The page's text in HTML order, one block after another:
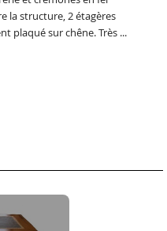
la structure, 2 étagères
plaqué sur chêne. Très ...